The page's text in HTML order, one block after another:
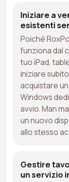
Iniziare a
esistenti
Poiché
funziona dal
tuo iPad,
iniziare
acquistare
Windows
avvio. Man
un nuovo
allo stesso
Gestire
un servizio